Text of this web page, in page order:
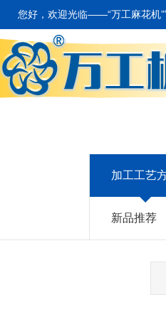
您好，欢迎光临——“万工麻花机”
加工工艺
新品推荐